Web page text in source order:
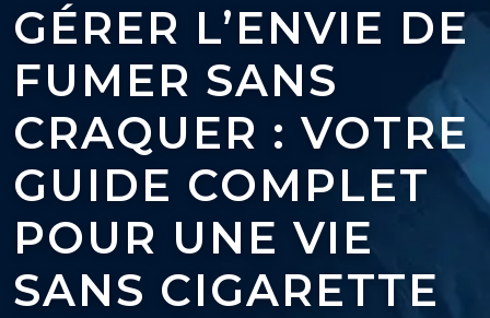
GÉRER L’ENVIE DE
FUMER SANS
CRAQUER : VOTRE
GUIDE COMPLET
POUR UNE VIE
SANS CIGARETTE